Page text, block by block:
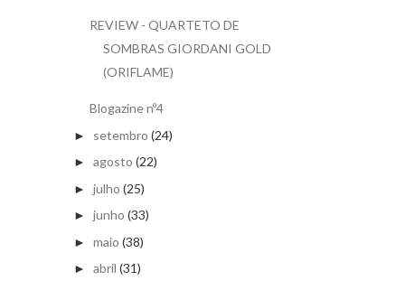
REVIEW - QUARTETO DE
SOMBRAS GIORDANI GOLD
(ORIFLAME)
Blogazine nº4
► setembro (24)
► agosto (22)
► julho (25)
► junho (33)
► maio (38)
► abril (31)